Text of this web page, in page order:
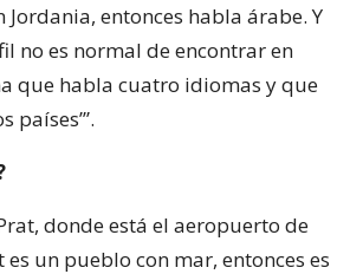
Jordania, entonces habla árabe. Y
no es normal de encontrar en
que habla cuatro idiomas y que
países’”.
donde está el aeropuerto de
es un pueblo con mar, entonces es